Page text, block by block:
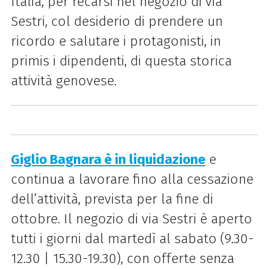
Sestri, col desiderio di prendere un
ricordo e salutare i protagonisti, in
primis i dipendenti, di questa storica
attività genovese.
Giglio Bagnaraè in liquidazionee
continua a lavorare fino alla cessazione
dell’attività, prevista per la fine di
ottobre. Il negozio di via Sestri è aperto
tutti i giorni dal martedì al sabato (9.30-
12.30 | 15.30-19.30), con offerte senza